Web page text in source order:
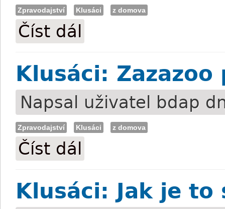
Zpravodajství Klusáci z domova
Číst dál
Klusáci: Zazazoo
Napsal uživatel bdap
Zpravodajství Klusáci z domova
Číst dál
Klusáci: Jak je to